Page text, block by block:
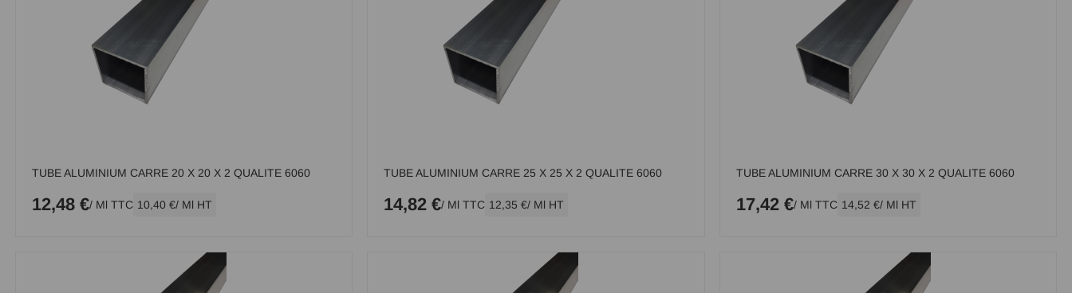
TUBE ALUMINIUM CARRE 20 X 20 X 2 QUALITE 6060
12,48 €/ Ml TTC 10,40 €/ Ml HT
TUBE ALUMINIUM CARRE 25 X 25 X 2 QUALITE 6060
14,82 €/ Ml TTC 12,35 €/ Ml HT
TUBE ALUMINIUM CARRE 30 X 30 X 2 QUALITE 6060
17,42 €/ Ml TTC 14,52 €/ Ml HT